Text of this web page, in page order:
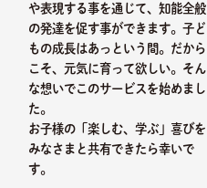
や表現する事を通じて、知能全般
の発達を促す事ができます。子ど
もの成長はあっという間。だから
こそ、元気に育って欲しい。そん
な想いでこのサービスを始めまし
た。
お子様の「楽しむ、学ぶ」喜びを
みなさまと共有できたら幸いで
す。